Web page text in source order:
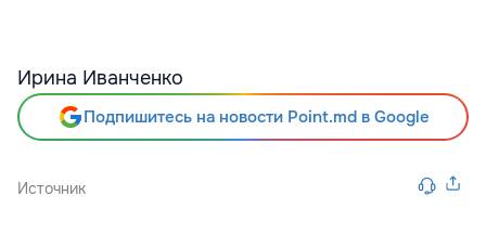
Ирина Иванченко
Подпишитесь на новости Point.md в Google
Источник